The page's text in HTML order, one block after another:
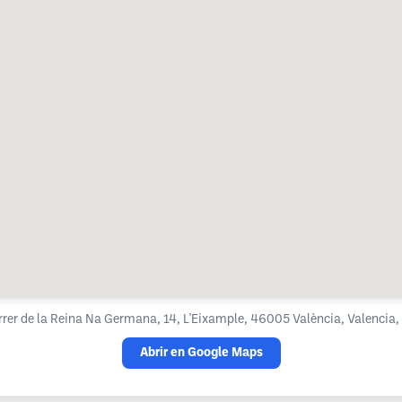
de la Reina Na Germana, 14, L'Eixample, 46005 València, Valencia,
Abrir en Google Maps